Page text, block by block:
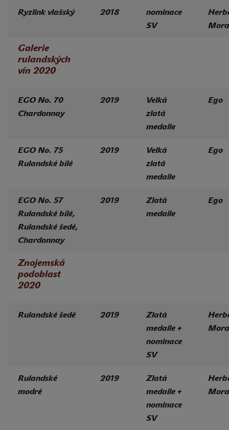
Ryzlink vlašský 2018
nominace
SV
Galerie
rulandských
vín 2020
EGO No. 70
Chardonnay
2019
Velká
zlatá
medaile
Ego
EGO No. 75
Rulandské bílé
2019
Velká
zlatá
medaile
Ego
EGO No. 57
Rulandské bílé,
Rulandské šedé,
Chardonnay
2019
Zlatá
medaile
Ego
Znojemská
podoblast
2020
Rulandské šedé 2019
Zlatá
medaile +
nominace
SV
Rulandské
modré
2019
Zlatá
medaile +
nominace
SV